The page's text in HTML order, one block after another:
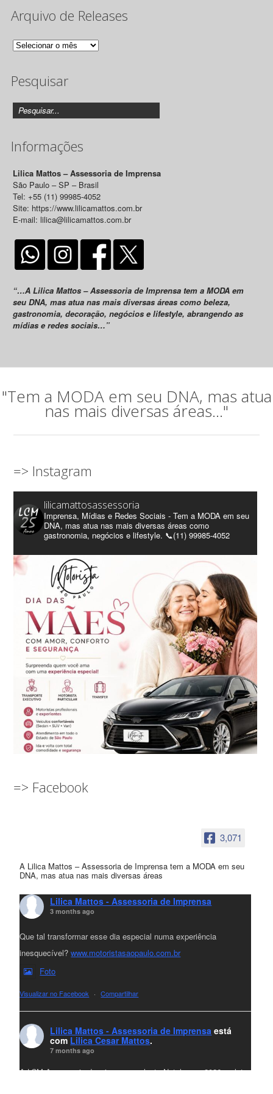
Arquivo de Releases
Arquivo
Releases
Pesquisar
Informações
Lilica Mattos – Assessoria de Imprensa
São Paulo – SP – Brasil
Tel: +55 (11) 99985-4052
Site: https://www.lilicamattos.com.br
E-mail: lilica@lilicamattos.com.br
“…A Lilica Mattos – Assessoria de Imprensa tem a MODA em
seu DNA, mas atua nas mais diversas áreas como beleza,
gastronomia, decoração, negócios e lifestyle, abrangendo as
mídias e redes sociais…”
"Tem a MODA em seu DNA, mas atua
nas mais diversas áreas..."
=> Instagram
lilicamattosassessoria
Imprensa, Mídias e Redes Sociais - Tem a MODA em seu
DNA, mas atua nas mais diversas áreas como
gastronomia, negócios e lifestyle. 📞(11) 99985-4052
=> Facebook
3,071
A Lilica Mattos – Assessoria de Imprensa tem a MODA em seu
DNA, mas atua nas mais diversas áreas
Lilica Mattos - Assessoria de Imprensa
3 months ago
Que tal transformar esse dia especial numa experiência
inesquecível?www.motoristasaopaulo.com.br
Foto
Visualizar no Facebook · Compartilhar
Lilica Mattos - Assessoria de Imprensa está
com Lilica Cesar Mattos.
7 months ago
A LCM Assessoria deseja um excelente Natal e um 2026 repleto